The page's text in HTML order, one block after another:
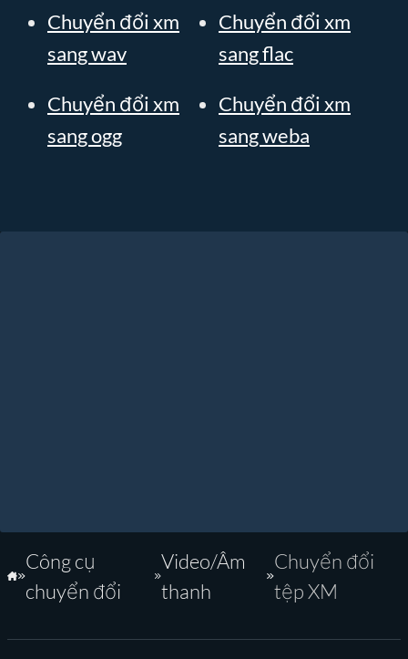
Chuyển đổi xm
sang wav
Chuyển đổi xm
sang flac
Chuyển đổi xm
sang ogg
Chuyển đổi xm
sang weba
Trang Chủ
Công cụ
chuyển đổi
Video/Âm
thanh
Chuyển đổi
tệp XM